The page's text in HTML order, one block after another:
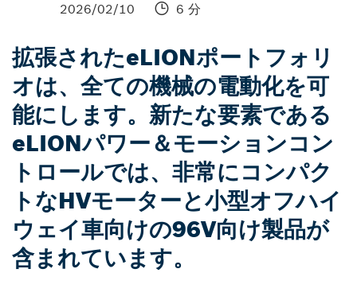
2026/02/10 6 分
拡張されたeLIONポートフォリ
オは、全ての機械の電動化を可
能にします。新たな要素である
eLIONパワー＆モーションコン
トロールでは、非常にコンパク
トなHVモーターと小型オフハイ
ウェイ車向けの96V向け製品が
含まれています。